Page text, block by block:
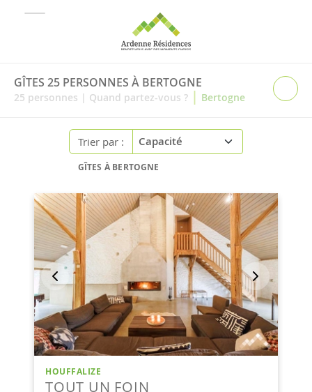
GÎTES 25 PERSONNES À BERTOGNE
25 personnes | Quand partez-vous ? | Bertogne
Trier par :
GÎTES À BERTOGNE